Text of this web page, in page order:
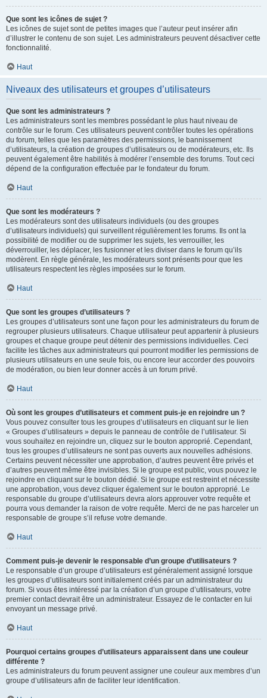
Que sont les icônes de sujet ?
Les icônes de sujet sont de petites images que l’auteur peut insérer afin
d’illustrer le contenu de son sujet. Les administrateurs peuvent désactiver cette
fonctionnalité.
Haut
Niveaux des utilisateurs et groupes d’utilisateurs
Que sont les administrateurs ?
Les administrateurs sont les membres possédant le plus haut niveau de
contrôle sur le forum. Ces utilisateurs peuvent contrôler toutes les opérations
du forum, telles que les paramètres des permissions, le bannissement
d’utilisateurs, la création de groupes d’utilisateurs ou de modérateurs, etc. Ils
peuvent également être habilités à modérer l’ensemble des forums. Tout ceci
dépend de la configuration effectuée par le fondateur du forum.
Haut
Que sont les modérateurs ?
Les modérateurs sont des utilisateurs individuels (ou des groupes
d’utilisateurs individuels) qui surveillent régulièrement les forums. Ils ont la
possibilité de modifier ou de supprimer les sujets, les verrouiller, les
déverrouiller, les déplacer, les fusionner et les diviser dans le forum qu’ils
modèrent. En règle générale, les modérateurs sont présents pour que les
utilisateurs respectent les règles imposées sur le forum.
Haut
Que sont les groupes d’utilisateurs ?
Les groupes d’utilisateurs sont une façon pour les administrateurs du forum de
regrouper plusieurs utilisateurs. Chaque utilisateur peut appartenir à plusieurs
groupes et chaque groupe peut détenir des permissions individuelles. Ceci
facilite les tâches aux administrateurs qui pourront modifier les permissions de
plusieurs utilisateurs en une seule fois, ou encore leur accorder des pouvoirs
de modération, ou bien leur donner accès à un forum privé.
Haut
Où sont les groupes d’utilisateurs et comment puis-je en rejoindre un ?
Vous pouvez consulter tous les groupes d’utilisateurs en cliquant sur le lien
« Groupes d’utilisateurs » depuis le panneau de contrôle de l’utilisateur. Si
vous souhaitez en rejoindre un, cliquez sur le bouton approprié. Cependant,
tous les groupes d’utilisateurs ne sont pas ouverts aux nouvelles adhésions.
Certains peuvent nécessiter une approbation, d’autres peuvent être privés et
d’autres peuvent même être invisibles. Si le groupe est public, vous pouvez le
rejoindre en cliquant sur le bouton dédié. Si le groupe est restreint et nécessite
une approbation, vous devez cliquer également sur le bouton approprié. Le
responsable du groupe d’utilisateurs devra alors approuver votre requête et
pourra vous demander la raison de votre requête. Merci de ne pas harceler un
responsable de groupe s’il refuse votre demande.
Haut
Comment puis-je devenir le responsable d’un groupe d’utilisateurs ?
Le responsable d’un groupe d’utilisateurs est généralement assigné lorsque
les groupes d’utilisateurs sont initialement créés par un administrateur du
forum. Si vous êtes intéressé par la création d’un groupe d’utilisateurs, votre
premier contact devrait être un administrateur. Essayez de le contacter en lui
envoyant un message privé.
Haut
Pourquoi certains groupes d’utilisateurs apparaissent dans une couleur
différente ?
Les administrateurs du forum peuvent assigner une couleur aux membres d’un
groupe d’utilisateurs afin de faciliter leur identification.